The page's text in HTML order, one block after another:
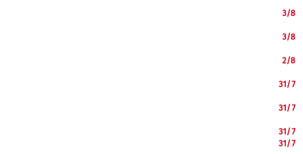
3/8
3/8
2/8
31/7
31/7
31/7
31/7